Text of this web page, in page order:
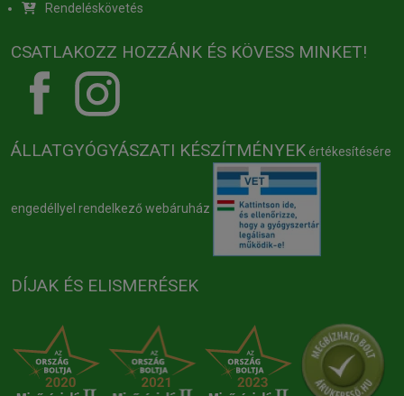
Rendeléskövetés
CSATLAKOZZ HOZZÁNK ÉS KÖVESS MINKET!
ÁLLATGYÓGYÁSZATI KÉSZÍTMÉNYEK értékesítésére
engedéllyel rendelkező webáruház
DÍJAK ÉS ELISMERÉSEK